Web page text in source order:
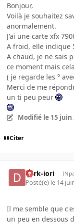
Bonjour,
Voilà je souhaitez
anormalement.
J'ai une carte xfx
A froid, elle indique
A chaud, je ne sais
ce moment mais
( je regarde les °
Merci de me
un ti peu peur
Modifié le 15 juin
Citer
dark-iori
Posté(e) le 14
Il me semble que
un peu en dessous